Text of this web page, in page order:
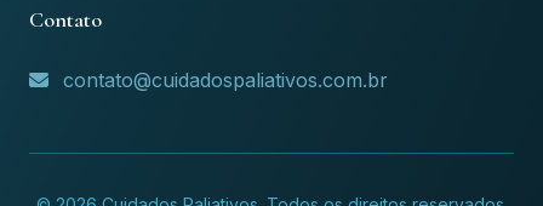
Contato
contato@cuidadospaliativos.com.br